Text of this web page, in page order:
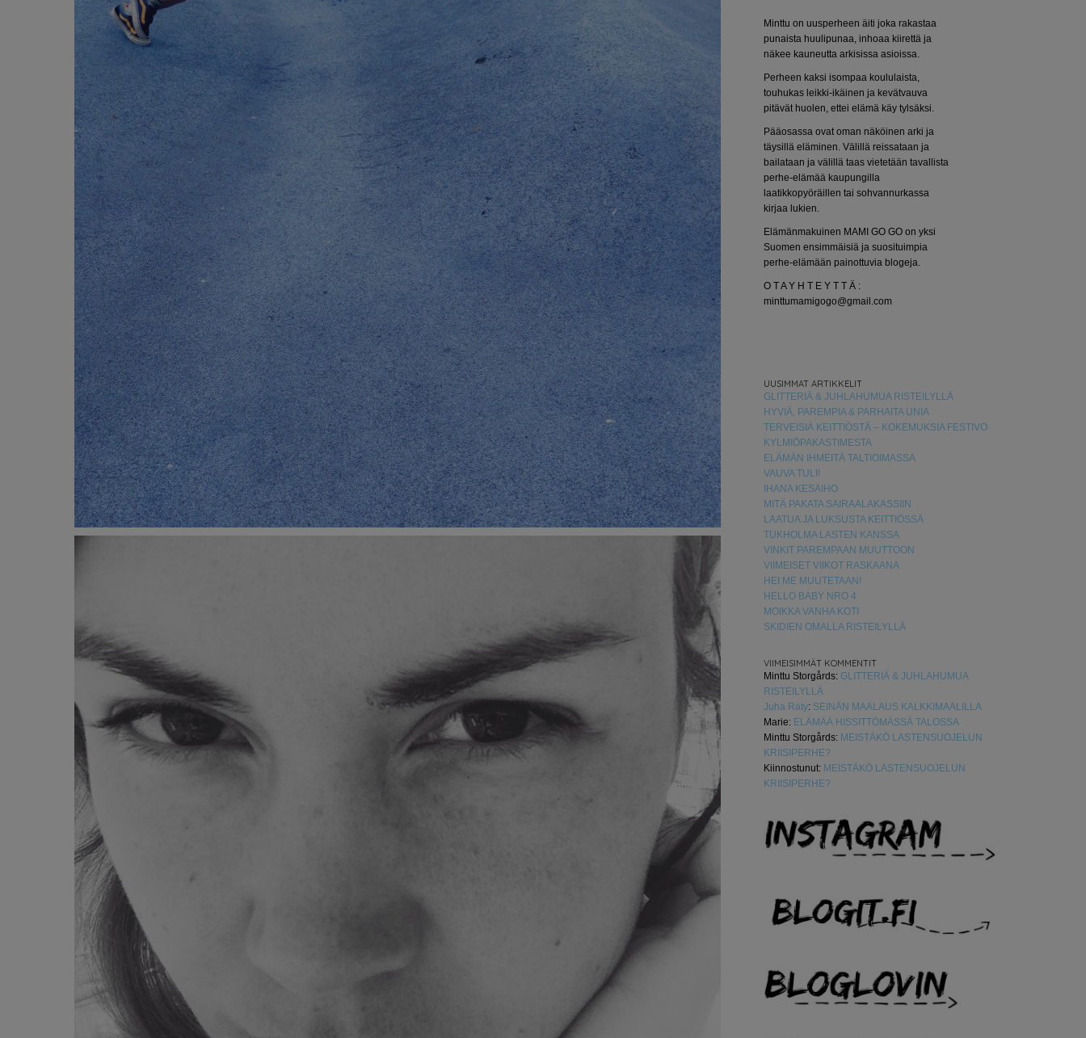
Minttu on uusperheen äiti joka rakastaa
punaista huulipunaa, inhoaa kiirettä ja
näkee kauneutta arkisissa asioissa.
Perheen kaksi isompaa koululaista,
touhukas leikki-ikäinen ja kevätvauva
pitävät huolen, ettei elämä käy tylsäksi.
Pääosassa ovat oman näköinen arki ja
täysillä eläminen. Välillä reissataan ja
bailataan ja välillä taas vietetään tavallista
perhe-elämää kaupungilla
laatikkopyöräillen tai sohvannurkassa
kirjaa lukien.
Elämänmakuinen MAMI GO GO on yksi
Suomen ensimmäisiä ja suosituimpia
perhe-elämään painottuvia blogeja.
O T A Y H T E Y T T Ä :
minttumamigogo@gmail.com
UUSIMMAT ARTIKKELIT
GLITTERIÄ & JUHLAHUMUA RISTEILYLLÄ
HYVIÄ, PAREMPIA & PARHAITA UNIA
TERVEISIÄ KEITTIÖSTÄ – KOKEMUKSIA FESTIVO
KYLMIÖPAKASTIMESTA
ELÄMÄN IHMEITÄ TALTIOIMASSA
VAUVA TULI!
IHANA KESÄIHO
MITÄ PAKATA SAIRAALAKASSIIN
LAATUA JA LUKSUSTA KEITTIÖSSÄ
TUKHOLMA LASTEN KANSSA
VINKIT PAREMPAAN MUUTTOON
VIIMEISET VIIKOT RASKAANA
HEI ME MUUTETAAN!
HELLO BABY NRO 4
MOIKKA VANHA KOTI
SKIDIEN OMALLA RISTEILYLLÄ
VIIMEISIMMÄT KOMMENTIT
Minttu Storgårds: GLITTERIÄ & JUHLAHUMUA
RISTEILYLLÄ
Juha Räty: SEINÄN MAALAUS KALKKIMAALILLA
Marie: ELÄMÄÄ HISSITTÖMÄSSÄ TALOSSA
Minttu Storgårds: MEISTÄKÖ LASTENSUOJELUN
KRIISIPERHE?
Kiinnostunut: MEISTÄKÖ LASTENSUOJELUN
KRIISIPERHE?